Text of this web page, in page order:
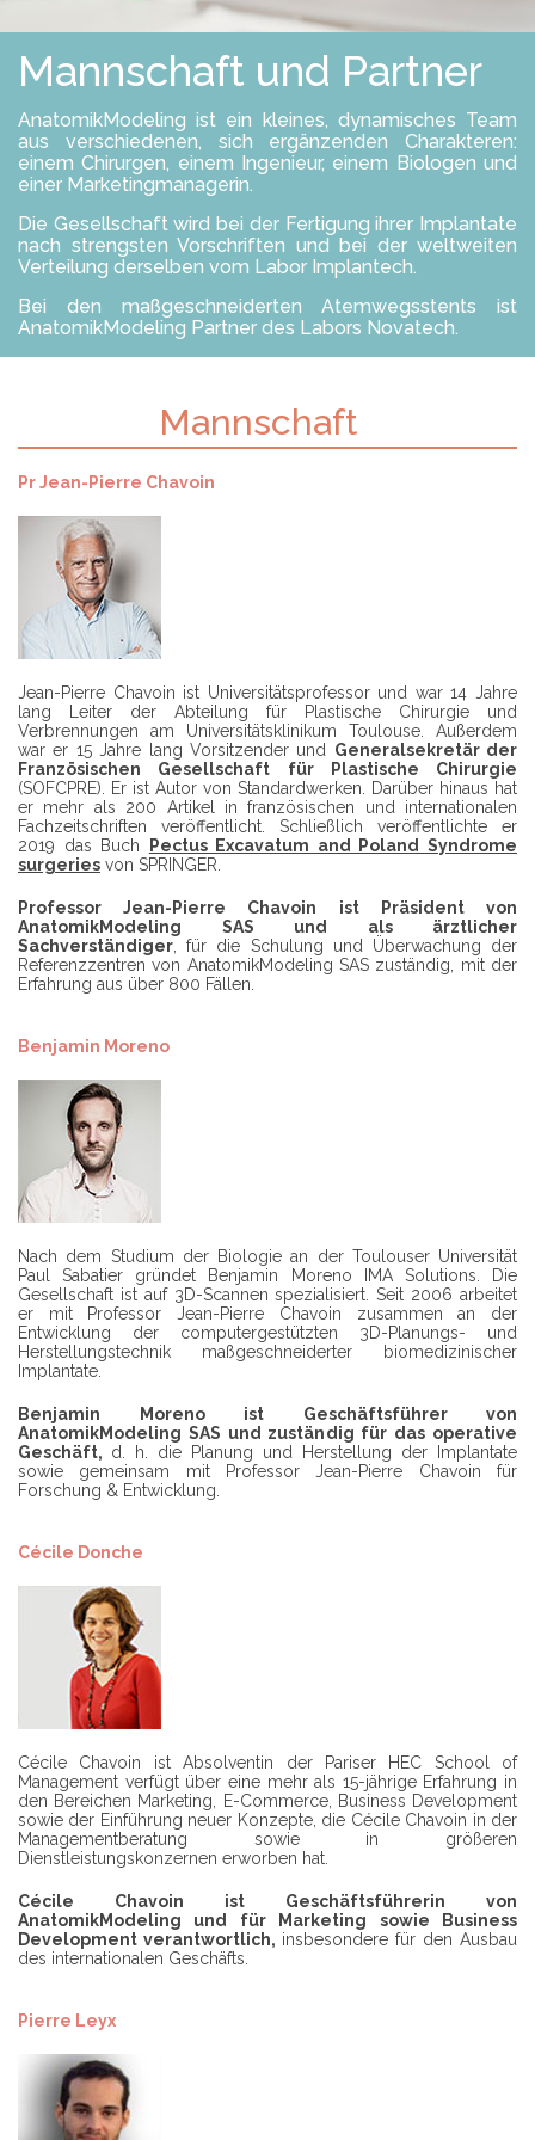
E
S
N
G
N
F
A
C
H
K
R
A
F
T
K
A
P
E
N
H
I
D
E
N
S
I
E
E
I
N
E
C
H
I
R
U
R
N
Mannschaft und Partner
AnatomikModeling ist ein kleines, dynamisches Team
aus verschiedenen, sich ergänzenden Charakteren:
einem Chirurgen, einem Ingenieur, einem Biologen und
einer Marketingmanagerin.
Die Gesellschaft wird bei der Fertigung ihrer Implantate
nach strengsten Vorschriften und bei der weltweiten
Verteilung derselben vom Labor Implantech.
Bei den maßgeschneiderten Atemwegsstents ist
AnatomikModeling Partner des Labors Novatech.
Mannschaft
Pr Jean-Pierre Chavoin
Jean-Pierre Chavoin ist Universitätsprofessor und war 14 Jahre
lang Leiter der Abteilung für Plastische Chirurgie und
Verbrennungen am Universitätsklinikum Toulouse. Außerdem
war er 15 Jahre lang Vorsitzender und Generalsekretär der
Französischen Gesellschaft für Plastische Chirurgie
(SOFCPRE). Er ist Autor von Standardwerken. Darüber hinaus hat
er mehr als 200 Artikel in französischen und internationalen
Fachzeitschriften veröffentlicht. Schließlich veröffentlichte er
2019 das Buch
Pectus Excavatum and Poland Syndrome
surgeries von SPRINGER.
Professor Jean-Pierre Chavoin ist Präsident von
AnatomikModeling SAS und als ärztlicher
Sachverständiger , für die Schulung und Überwachung der
Referenzzentren von AnatomikModeling SAS zuständig, mit der
Erfahrung aus über 800 Fällen.
Benjamin Moreno
Nach dem Studium der Biologie an der Toulouser Universität
Paul Sabatier gründet Benjamin Moreno IMA Solutions. Die
Gesellschaft ist auf 3D-Scannen spezialisiert. Seit 2006 arbeitet
er mit Professor Jean-Pierre Chavoin zusammen an der
Entwicklung der computergestützten 3D-Planungs- und
Herstellungstechnik maßgeschneiderter biomedizinischer
Implantate.
Benjamin Moreno ist Geschäftsführer von
AnatomikModeling SAS und zuständig für das operative
Geschäft, d. h. die Planung und Herstellung der Implantate
sowie gemeinsam mit Professor Jean-Pierre Chavoin für
Forschung & Entwicklung.
Cécile Donche
Cécile Chavoin ist Absolventin der Pariser HEC School of
Management verfügt über eine mehr als 15-jährige Erfahrung in
den Bereichen Marketing, E-Commerce, Business Development
sowie der Einführung neuer Konzepte, die Cécile Chavoin in der
Managementberatung sowie in größeren
Dienstleistungskonzernen erworben hat.
Cécile Chavoin ist Geschäftsführerin von
AnatomikModeling und für Marketing sowie Business
Development verantwortlich, insbesondere für den Ausbau
des internationalen Geschäfts.
Pierre Leyx